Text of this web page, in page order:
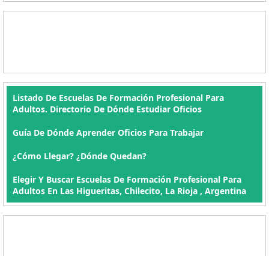
Listado De Escuelas De Formación Profesional Para
Adultos. Directorio De Dónde Estudiar Oficios
Guía De Dónde Aprender Oficios Para Trabajar
¿Cómo Llegar? ¿Dónde Quedan?
Elegir Y Buscar Escuelas De Formación Profesional Para
Adultos En Las Higueritas, Chilecito, La Rioja , Argentina